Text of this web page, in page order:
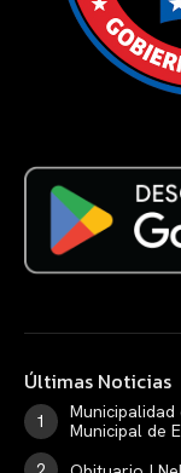
Últimas Noticias
Municipal de